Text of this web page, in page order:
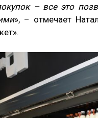
– все это
», – отмечает